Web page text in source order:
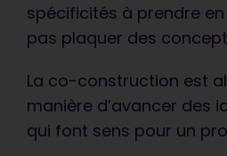
spécificités à prendre
pas plaquer des
La co-construction est
manière d’avancer des
qui font sens pour un
Votre